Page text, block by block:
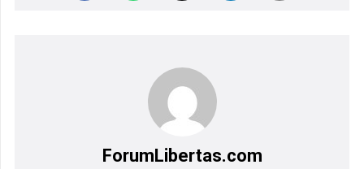
ForumLibertas.com